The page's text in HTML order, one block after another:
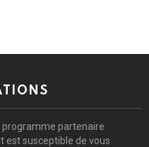
programme partenaire
est susceptible de vous